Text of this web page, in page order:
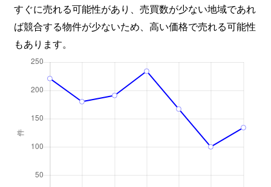
すぐに売れる可能性があり、売買数が少ない地域であれ
ば競合する物件が少ないため、高い価格で売れる可能性
もあります。